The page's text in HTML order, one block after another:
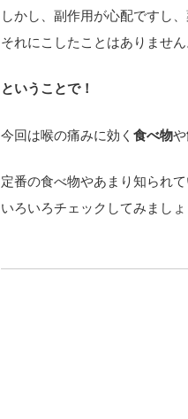
しかし、副作用が心配ですし
それにこしたことはありません
ということで！
今回は喉の痛みに効く 食べ物や
定番の食べ物やあまり知られ
いろいろチェックしてみましょ